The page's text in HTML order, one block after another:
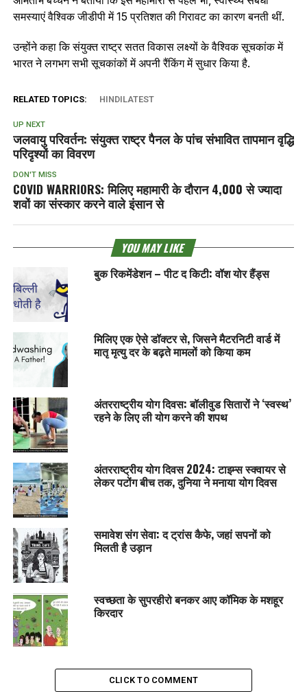
समस्याएं वैश्विक जीडीपी में 15 प्रतिशत की गिरावट का कारण बनती थीं.
उन्होंने कहा कि संयुक्त राष्ट्र सतत विकास लक्ष्यों के वैश्विक सूचकांक में
भारत ने लगभग सभी सूचकांकों में अपनी रैंकिंग में सुधार किया है.
RELATED TOPICS: HINDILATEST
UP NEXT
जलवायु परिवर्तन: संयुक्त राष्ट्र पैनल के पांच संभावित तापमान वृद्धि
परिदृश्यों का विवरण
DON'T MISS
COVID WARRIORS: मिलिए महामारी के दौरान 4,000 से ज्‍यादा
शवों का संस्‍कार करने वाले इंसान से
YOU MAY LIKE
बुक रिकमेंडेशन – पीट द किटी: वॉश योर हैंड्स
मिलिए एक ऐसे डॉक्टर से, जिसने मैटरनिटी वार्ड में
मातृ मृत्यु दर के बढ़ते मामलों को किया कम
अंतरराष्ट्रीय योग दिवस: बॉलीवुड सितारों ने ‘स्वस्थ’
रहने के लिए ली योग करने की शपथ
अंतरराष्ट्रीय योग दिवस 2024: टाइम्स स्क्वायर से
लेकर पटोंग बीच तक, दुनिया ने मनाया योग दिवस
समावेश संग सेवा: द ट्रांस कैफे, जहां सपनों को
मिलती है उड़ान
स्वच्छता के सुपरहीरो बनकर आए कॉमिक के मशहूर
किरदार
CLICK TO COMMENT